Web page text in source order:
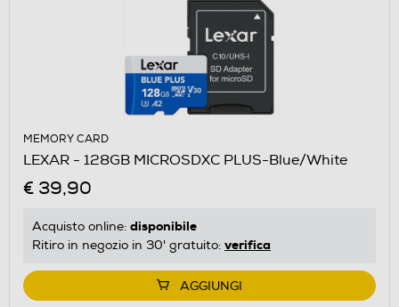
MEMORY CARD
LEXAR - 128GB MICROSDXC PLUS-Blue/White
€ 39,90
Acquisto online: disponibile
Ritiro in negozio in 30' gratuito: verifica
AGGIUNGI